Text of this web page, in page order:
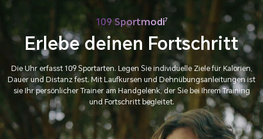
109 Sportmodi7
Erlebe deinen Fortschritt
Die Uhr erfasst 109 Sportarten. Legen Sie individuelle Ziele für Kalorien,
Dauer und Distanz fest. Mit Laufkursen und Dehnübungsanleitungen ist
sie Ihr persönlicher Trainer am Handgelenk,der Sie bei Ihrem Training
und Fortschritt begleitet.